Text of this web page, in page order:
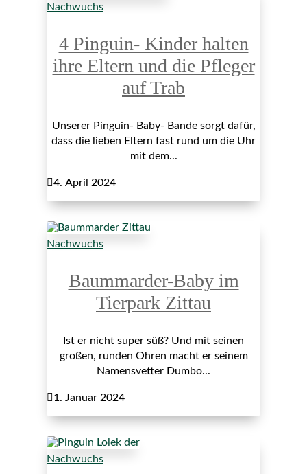
Nachwuchs
4 Pinguin- Kinder halten
ihre Eltern und die Pfleger
auf Trab
Unserer Pinguin- Baby- Bande sorgt dafür,
dass die lieben Eltern fast rund um die Uhr
mit dem...
4. April 2024
Nachwuchs
Baummarder-Baby im
Tierpark Zittau
Ist er nicht super süß? Und mit seinen
großen, runden Ohren macht er seinem
Namensvetter Dumbo...
1. Januar 2024
Nachwuchs